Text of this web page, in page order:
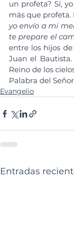
un profeta? Sí,
más que profeta.
yo envío a mi
te prepare el
entre los hijos
Juan el
Reino de los
Palabra del
Evangelio
Entradas